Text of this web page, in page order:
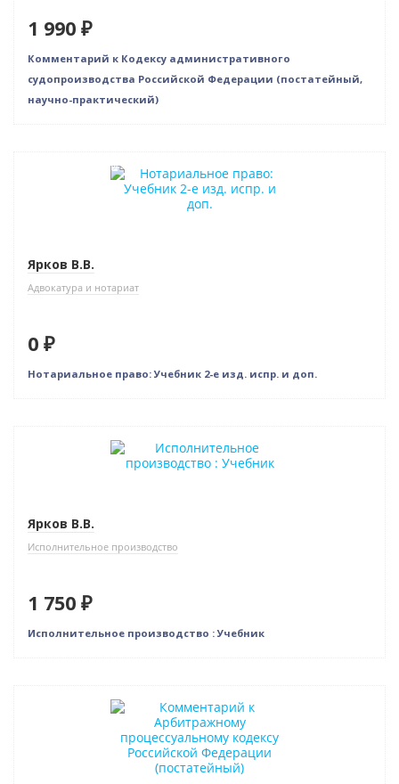
1 990 ₽
Комментарий к Кодексу административного
судопроизводства Российской Федерации (постатейный,
научно-практический)
Нет в наличии
Ярков В.В.
Адвокатура и нотариат
0 ₽
Нотариальное право: Учебник 2-е изд. испр. и доп.
Ярков В.В.
Исполнительное производство
1 750 ₽
Исполнительное производство : Учебник